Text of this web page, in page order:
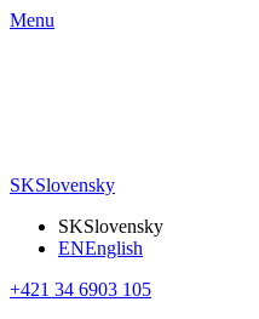
Menu
SKSlovensky
SKSlovensky
ENEnglish
+421 34 6903 105